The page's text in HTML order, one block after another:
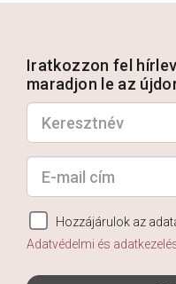
Iratkozzon fel
maradjon le az
Hozzájárulok az
Adatvédelmi és